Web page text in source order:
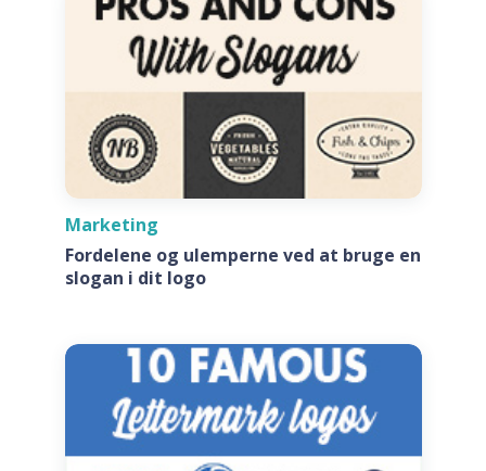
Marketing
Fordelene og ulemperne ved at bruge en
slogan i dit logo